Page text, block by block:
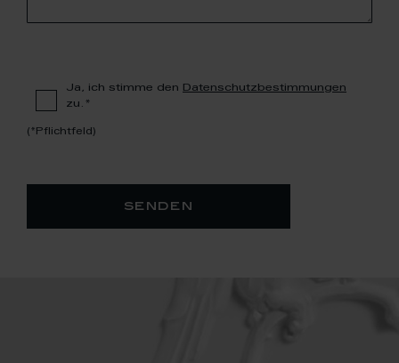
Ja, ich stimme den Datenschutzbestimmungen
zu.*
(*Pflichtfeld)
senden